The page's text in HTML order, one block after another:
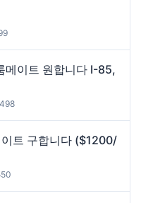
메이트 원합니다 I-85,
트 구합니다 ($1200/